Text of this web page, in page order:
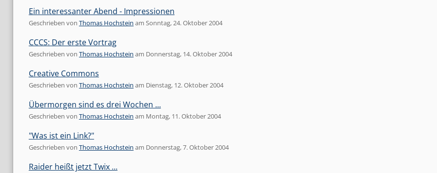
Ein interessanter Abend - Impressionen
Geschrieben von Thomas Hochstein am Sonntag, 24. Oktober 2004
CCCS: Der erste Vortrag
Geschrieben von Thomas Hochstein am Donnerstag, 14. Oktober 2004
Creative Commons
Geschrieben von Thomas Hochstein am Dienstag, 12. Oktober 2004
Übermorgen sind es drei Wochen ...
Geschrieben von Thomas Hochstein am Montag, 11. Oktober 2004
"Was ist ein Link?"
Geschrieben von Thomas Hochstein am Donnerstag, 7. Oktober 2004
Raider heißt jetzt Twix ...